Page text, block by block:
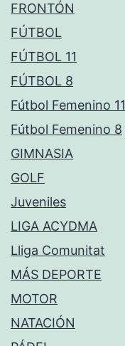
FRONTÓN
FÚTBOL
FÚTBOL 11
FÚTBOL 8
Fútbol Femenino 11
Fútbol Femenino 8
GIMNASIA
GOLF
Juveniles
LIGA ACYDMA
Lliga Comunitat
MÁS DEPORTE
MOTOR
NATACIÓN